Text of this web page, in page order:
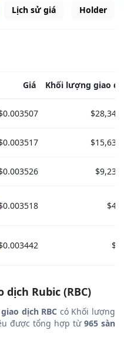
Lịch sử giá Holder
Giá Khối lượng giao
Rubic (RBC)
dịch RBC có Khối lượng
được tổng hợp từ 965 sàn